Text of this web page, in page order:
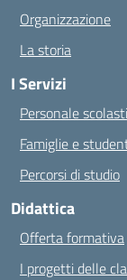
Organizzazione
La storia
I Servizi
Personale
Famiglie e
Percorsi di studio
Didattica
Offerta formativa
I progetti delle